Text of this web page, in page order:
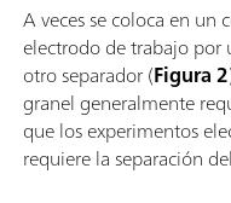
A veces se coloca en
electrodo de trabajo por
otro separador (Figura 2
granel generalmente
que los experimentos
requiere la separación